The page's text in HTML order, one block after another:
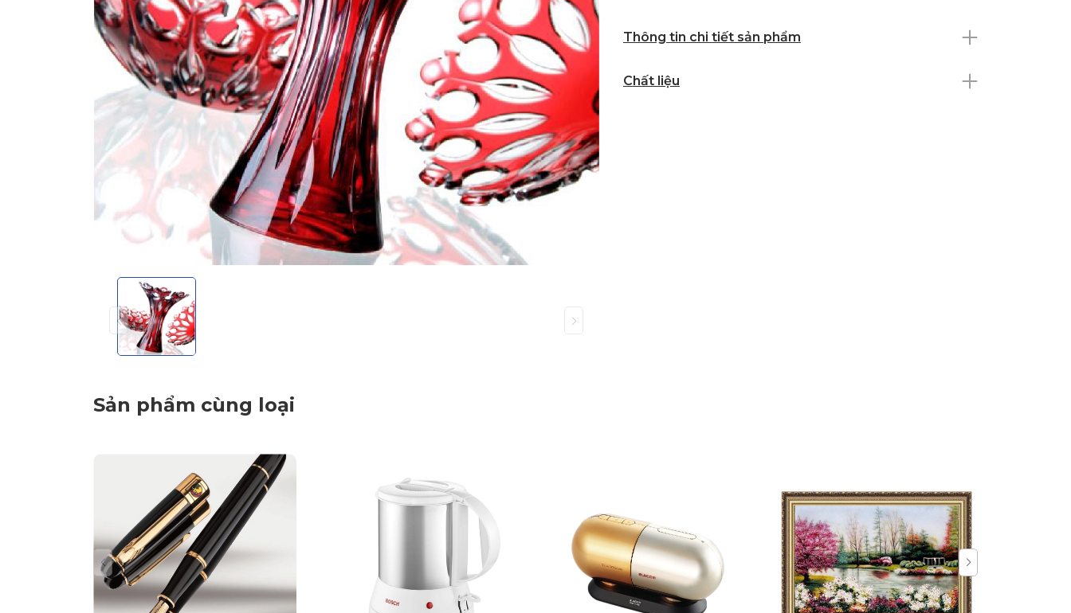
Thông tin chi tiết sản phẩm
Chất liệu
Sản phẩm cùng loại